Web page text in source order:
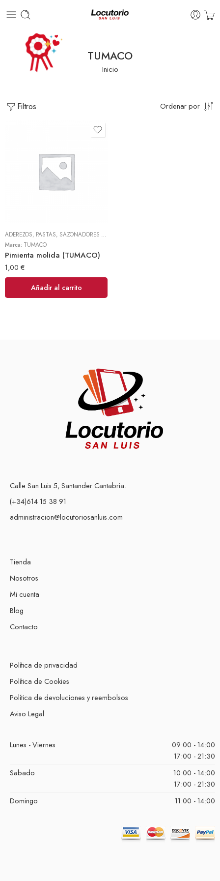
TUMACO
Inicio
Filtros Ordenar por
ADEREZOS, PASTAS, SAZONADORES Y CONDIMENTOS
Marca: TUMACO
Pimienta molida (TUMACO)
1,00 €
Añadir al carrito
Calle San Luis 5, Santander Cantabria.
(+34)614 15 38 91
administracion@locutoriosanluis.com
Tienda
Nosotros
Mi cuenta
Blog
Contacto
Política de privacidad
Política de Cookies
Política de devoluciones y reembolsos
Aviso Legal
Lunes - Viernes
09:00 - 14:00
17:00 - 21:30
Sabado
10:00 - 14:00
17:00 - 21:30
Domingo
11:00 - 14:00